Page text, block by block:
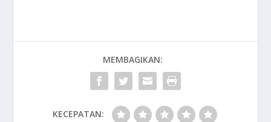
MEMBAGIKAN:
KECEPATAN: